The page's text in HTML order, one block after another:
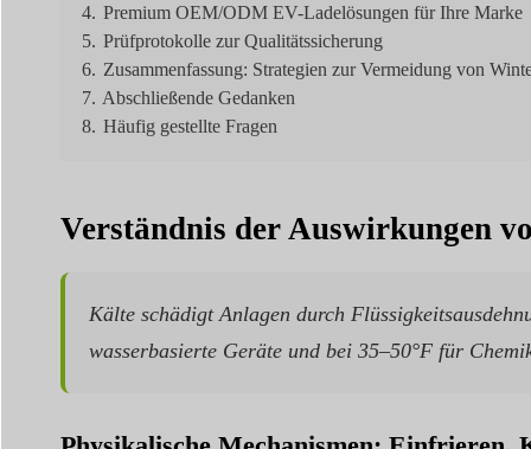
4. Premium OEM/ODM EV-Ladelösungen für Ihre Marke
5. Prüfprotokolle zur Qualitätssicherung
6. Zusammenfassung: Strategien zur Vermeidung von
7. Abschließende Gedanken
8. Häufig gestellte Fragen
Verständnis der Auswirkungen
Kälte schädigt Anlagen durch
wasserbasierte Geräte und bei 35–50°F für